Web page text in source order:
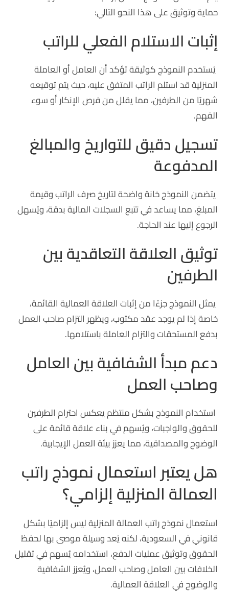
حماية وتوثيق على هذا النحو التالي:
إثبات الاستلام الفعلي للراتب
يُستخدم النموذج كوثيقة تؤكد أن العامل أو العاملة
المنزلية قد استلم الراتب المتفق عليه، حيث يتم توقيعه
شهريًا من الطرفين، مما يقلل من فرص الإنكار أو سوء
الفهم.
تسجيل دقيق للتواريخ والمبالغ
المدفوعة
يتضمن النموذج خانة واضحة لتاريخ صرف الراتب وقيمة
المبلغ، مما يساعد في تتبع السجلات المالية بدقة، ويُسهل
الرجوع إليها عند الحاجة.
توثيق العلاقة التعاقدية بين
الطرفين
يمثل النموذج جزءًا من إثبات العلاقة العمالية القائمة،
خاصة إذا لم يوجد عقد مكتوب، ويظهر التزام صاحب العمل
بدفع المستحقات والتزام العاملة باستلامها.
دعم مبدأ الشفافية بين العامل
وصاحب العمل
استخدام النموذج بشكل منتظم يعكس احترام الطرفين
للحقوق والواجبات، ويُسهم في بناء علاقة قائمة على
الوضوح والمصداقية، مما يعزز بيئة العمل الإيجابية.
هل يعتبر استعمال نموذج راتب
العمالة المنزلية إلزامي؟
استعمال نموذج راتب العمالة المنزلية ليس إلزاميًا بشكل
قانوني في السعودية، لكنه يُعد وسيلة موصى بها لحفظ
الحقوق وتوثيق عمليات الدفع، استخدامه يُسهم في تقليل
الخلافات بين العامل وصاحب العمل، ويُعزز الشفافية
والوضوح في العلاقة العمالية.